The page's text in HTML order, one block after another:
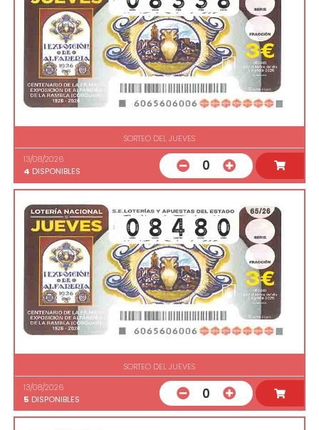
SORTEO DEL JUEVES
13/08/2026
4 DISPONIBLES 0
SORTEO DEL JUEVES
13/08/2026
5 DISPONIBLES 0